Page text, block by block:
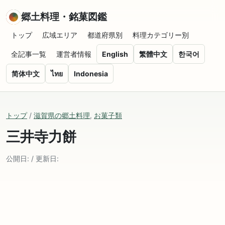
郷土料理・銘菓図鑑
トップ 広域エリア 都道府県別 料理カテゴリー別
全記事一覧 運営者情報 English 繁體中文 한국어
简体中文 ไทย Indonesia
トップ/ 滋賀県の郷土料理, お菓子類
三井寺力餅
公開日: / 更新日: